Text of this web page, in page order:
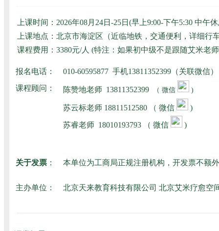
上课时间： 2026年08月24日-25日(早上9:00-下午5:30 中午
上课地点： 北京市海淀区（近临地铁，交通便利，详细行
课程费用： 3380元/人 (特注：如果初中级不是跟随艾米老
报名电话：
010-60595877 手机13811352399（关联微信
课程顾问：
陈赞地老师 13811352399 （ 微信 )
苏云标老师 18811512580 （ 微信 )
苏睿老师 18010193793 （ 微信 )
关于发票 ： 本单位为工商局正规注册机构，开发票不额
主办单位： 北京天来教育科技有限公司 北京艾米疗愈空